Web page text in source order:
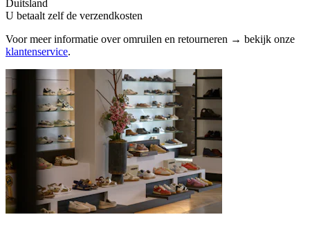
Duitsland
U betaalt zelf de verzendkosten
Voor meer informatie over omruilen en retourneren → bekijk onze
klantenservice.